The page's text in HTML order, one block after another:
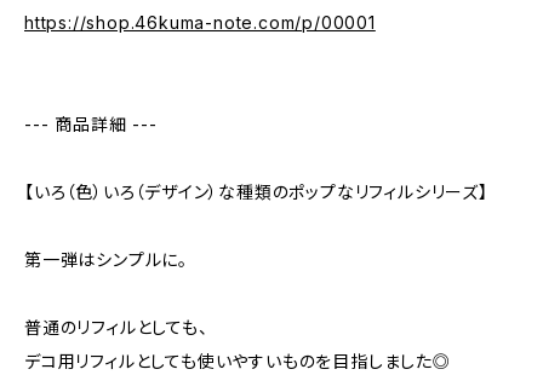
https://shop.46kuma-note.com/p/00001
--- 商品詳細 ---
【いろ（色）いろ（デザイン）な種類のポップなリフィルシリーズ】
第一弾はシンプルに。
普通のリフィルとしても、
デコ用リフィルとしても使いやすいものを目指しました◎